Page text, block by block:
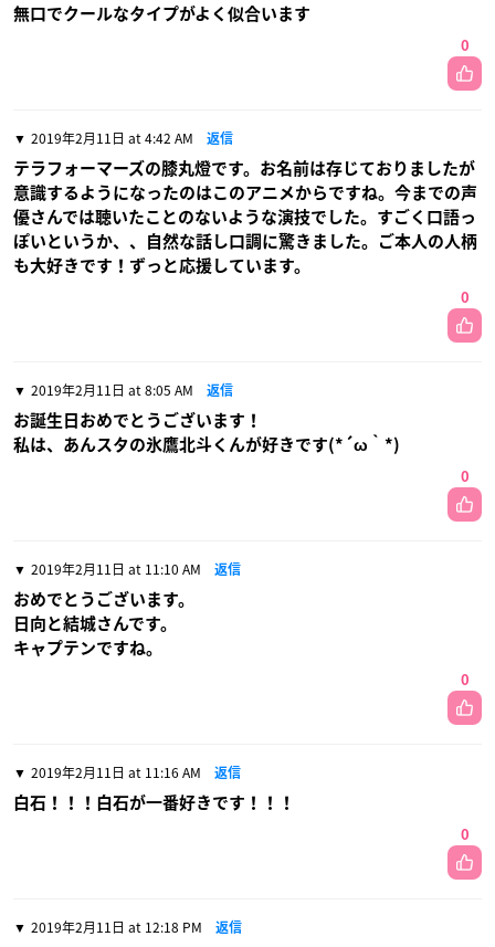
無口でクールなタイプがよく似合います
0
2019年2月11日 at 4:42 AM 返信
テラフォーマーズの膝丸燈です。お名前は存じておりましたが
意識するようになったのはこのアニメからですね。今までの声
優さんでは聴いたことのないような演技でした。すごく口語っ
ぽいというか、、自然な話し口調に驚きました。ご本人の人柄
も大好きです！ずっと応援しています。
0
2019年2月11日 at 8:05 AM 返信
お誕生日おめでとうございます！
私は、あんスタの氷鷹北斗くんが好きです(*´ω｀*)
0
2019年2月11日 at 11:10 AM 返信
おめでとうございます。
日向と結城さんです。
キャプテンですね。
0
2019年2月11日 at 11:16 AM 返信
白石！！！白石が一番好きです！！！
0
2019年2月11日 at 12:18 PM 返信